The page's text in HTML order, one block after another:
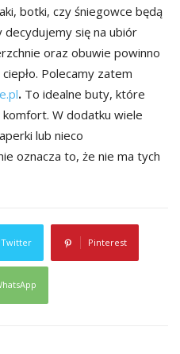
botki, czy śniegowce będą
się na ubiór
oraz obuwie powinno
Polecamy zatem
. To idealne buty, które
komfort. W dodatku wiele
lub nieco
oznacza to, że nie ma tych
Twitter Pinterest